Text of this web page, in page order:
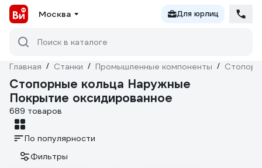
Москва Для юрлиц
Поиск в каталоге
Главная / Станки / Промышленные компоненты /
Стопорные кольца Наружные
Покрытие оксидированное
689 товаров
По популярности
Фильтры